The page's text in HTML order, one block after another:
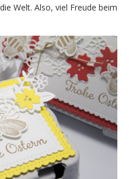
Welt. Also, viel Freude beim